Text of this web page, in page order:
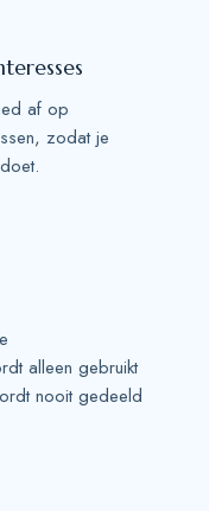
af op
zodat je
alleen gebruikt
nooit gedeeld